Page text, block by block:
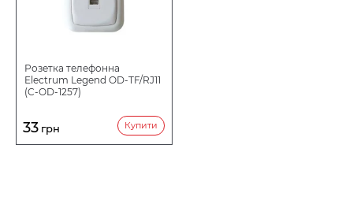
Розетка телефонна
Electrum Legend OD-TF/RJ11
(C-OD-1257)
33 грн Купити